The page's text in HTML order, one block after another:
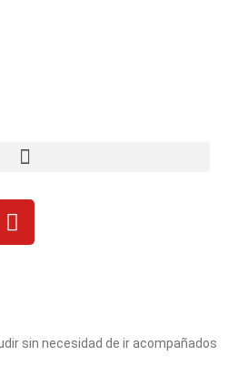
sin necesidad de ir acompañados